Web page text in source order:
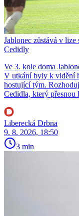
Jablonec zůstává v
Cedidly
Ve 3. kole doma
V utkání byly k vidění
hostující tým.
Cedidla, který přesnou
Liberecká Drbna
9. 8. 2026, 18:50
3 min